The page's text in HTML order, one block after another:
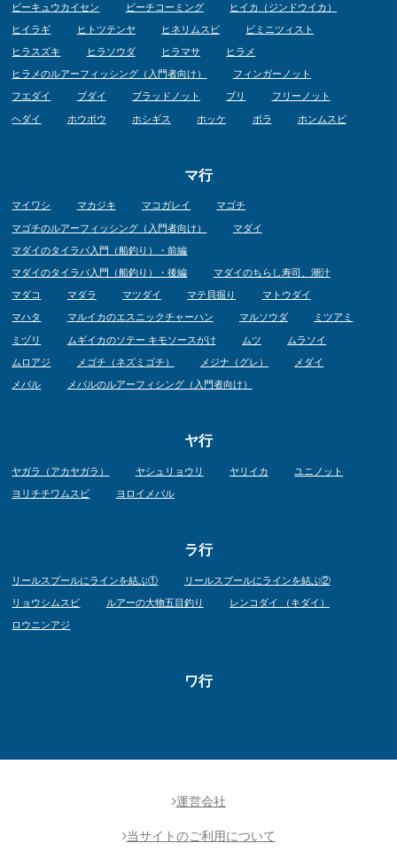
ビーキュウカイセン ビーチコーミング ヒイカ（ジンドウイカ）
ヒイラギ ヒトツテンヤ ヒネリムスビ ビミニツィスト
ヒラスズキ ヒラソウダ ヒラマサ ヒラメ
ヒラメのルアーフィッシング（入門者向け） フィンガーノット
フエダイ ブダイ ブラッドノット ブリ フリーノット
ヘダイ ホウボウ ホシギス ホッケ ボラ ホンムスビ
マ行
マイワシ マカジキ マコガレイ マゴチ
マゴチのルアーフィッシング（入門者向け） マダイ
マダイのタイラバ入門（船釣り）・前編
マダイのタイラバ入門（船釣り）・後編 マダイのちらし寿司、潮汁
マダコ マダラ マツダイ マテ貝掘り マトウダイ
マハタ マルイカのエスニックチャーハン マルソウダ ミツアミ
ミヅリ ムギイカのソテー キモソースがけ ムツ ムラソイ
ムロアジ メゴチ（ネズミゴチ） メジナ（グレ） メダイ
メバル メバルのルアーフィシング（入門者向け）
ヤ行
ヤガラ（アカヤガラ） ヤシュリョウリ ヤリイカ ユニノット
ヨリチチワムスビ ヨロイメバル
ラ行
リールスプールにラインを結ぶ① リールスプールにラインを結ぶ②
リョウシムスビ ルアーの大物五目釣り レンコダイ （キダイ）
ロウニンアジ
ワ行
運営会社
当サイトのご利用について